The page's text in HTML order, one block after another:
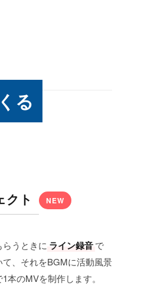
る
クト NEW
うときに ライン録音で
、それをBGMに活動風景
本のMVを制作します。